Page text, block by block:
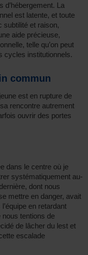
d’hébergement. La
est latente, et toute
subtilité et raison,
aide précieuse,
telle qu’on peut
cycles institutionnels.
commun
est en rupture de
rencontre autrement
ouvrir des portes
dans le centre où je
systématiquement au-
dont nous
mettre en danger, avait
en retardant
tentions de
de lâcher du lest et
escalade